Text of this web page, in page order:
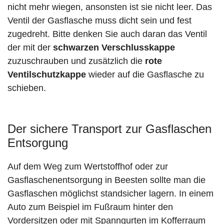
nicht mehr wiegen, ansonsten ist sie nicht leer. Das
Ventil der Gasflasche muss dicht sein und fest
zugedreht. Bitte denken Sie auch daran das Ventil
der mit der schwarzen Verschlusskappe
zuzuschrauben und zusätzlich die rote
Ventilschutzkappe wieder auf die Gasflasche zu
schieben.
Der sichere Transport zur Gasflaschen
Entsorgung
Auf dem Weg zum Wertstoffhof oder zur
Gasflaschenentsorgung in Beesten sollte man die
Gasflaschen möglichst standsicher lagern. In einem
Auto zum Beispiel im Fußraum hinter den
Vordersitzen oder mit Spanngurten im Kofferraum